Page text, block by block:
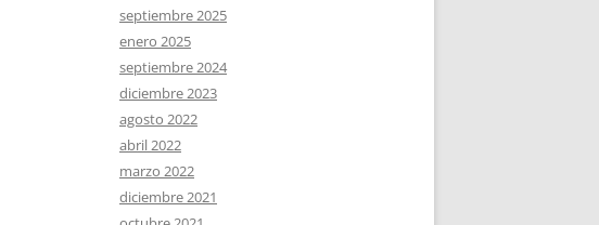
septiembre 2025
enero 2025
septiembre 2024
diciembre 2023
agosto 2022
abril 2022
marzo 2022
diciembre 2021